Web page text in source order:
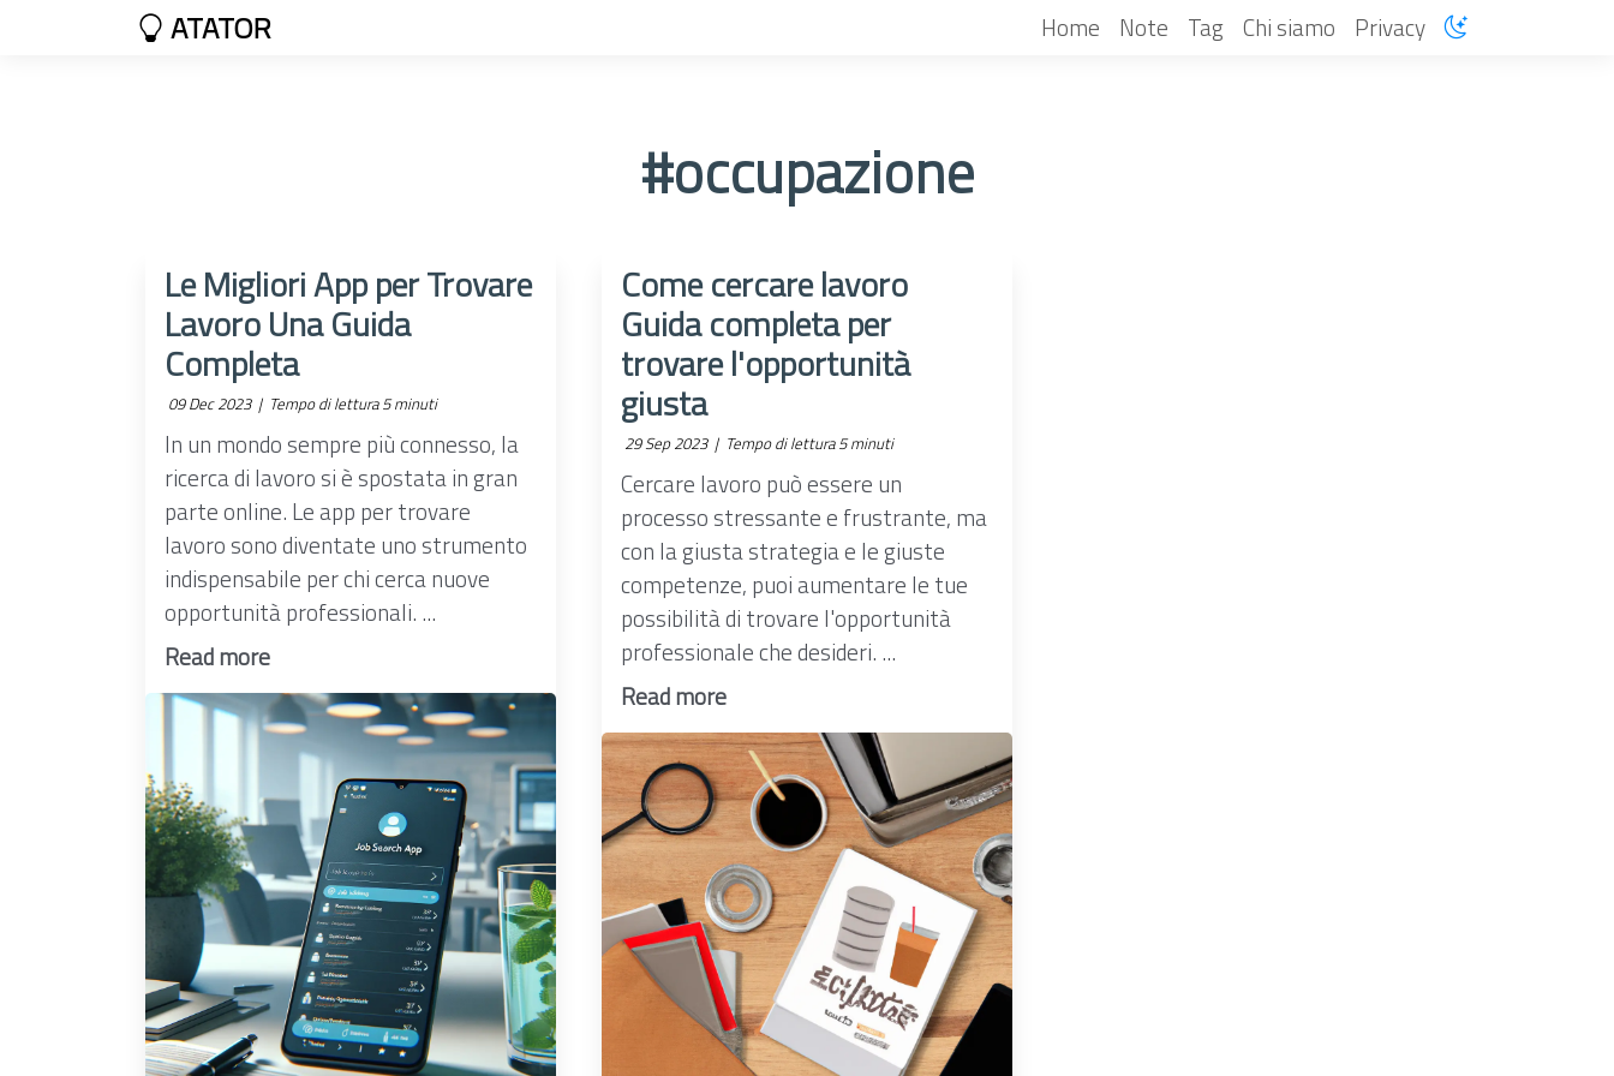
ATATOR Home Note Tag Chi siamo Privacy
#occupazione
Le Migliori App per Trovare
Lavoro Una Guida
Completa
09 Dec 2023 | Tempo di lettura 5 minuti
In un mondo sempre più connesso, la
ricerca di lavoro si è spostata in gran
parte online. Le app per trovare
lavoro sono diventate uno strumento
indispensabile per chi cerca nuove
opportunità professionali. ...
Read more
Come cercare lavoro
Guida completa per
trovare l'opportunità
giusta
29 Sep 2023 | Tempo di lettura 5 minuti
Cercare lavoro può essere un
processo stressante e frustrante, ma
con la giusta strategia e le giuste
competenze, puoi aumentare le tue
possibilità di trovare l'opportunità
professionale che desideri. ...
Read more